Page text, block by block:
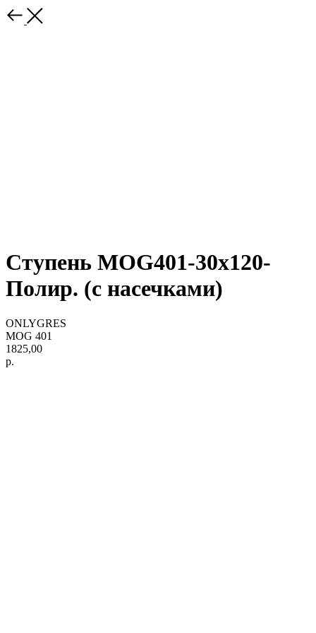
Ступень MOG401-30x120-
Полир. (с насечками)
ONLYGRES
MOG 401
1825,00
р.